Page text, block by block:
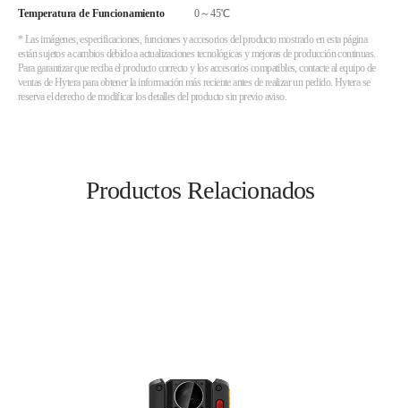
Temperatura de Funcionamiento 0～45℃
* Las imágenes, especificaciones, funciones y accesorios del producto mostrado en esta página
están sujetos a cambios debido a actualizaciones tecnológicas y mejoras de producción continuas.
Para garantizar que reciba el producto correcto y los accesorios compatibles, contacte al equipo de
ventas de Hytera para obtener la información más reciente antes de realizar un pedido. Hytera se
reserva el derecho de modificar los detalles del producto sin previo aviso.
Productos Relacionados